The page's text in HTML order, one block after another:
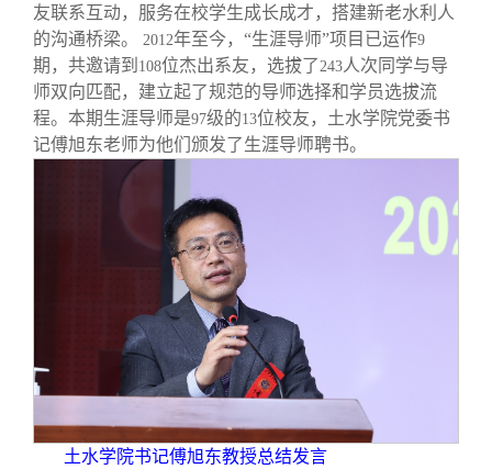
友联系互动，服务在校学生成长成才，搭建新老水利人
的沟通桥梁。
2012年至今，“生涯导师”项目已运作9
期，共邀请到 108位杰出系友，选拔了243人次同学与导
师双向匹配，建立起了规范的导师选择和学员选拔流
程。本期生涯导师是97级的13位校友，土水学院党委书
记傅旭东老师为他们颁发了生涯导师聘书。
土水学院书记傅旭东教授总结发言